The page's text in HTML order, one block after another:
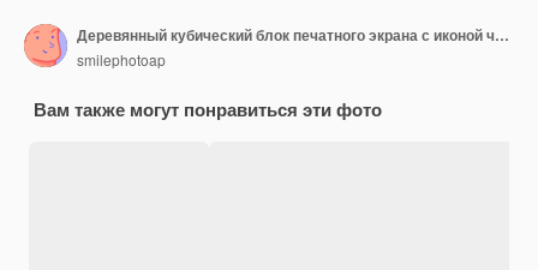
Деревянный кубический блок печатного экрана с иконой человека, который связывает сеть соединения и концепцию командной работы
smilephotoap
Вам также могут понравиться эти фото